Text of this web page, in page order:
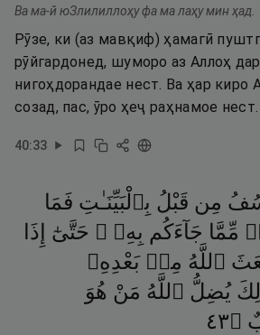
Ва ма-й юЗлилиллоҳу фа ма лаҳу мин ҳад.
Рӯзе, ки (аз мавқиф) ҳамагӣ
рӯйгардонед, шуморо аз Аллоҳ
нигоҳдорандае нест. Ва ҳар киро
созад, пас, ӯро ҳеҷ раҳнамое нест.
40:33
مِن قَبْلُ بِٱلْبَيِّنَـٰتِ فَمَا
مِّمَّا جَآءَكُم بِهِۦ ۖ حَتَّىٰٓ إِذَا
ٱللَّهُ مِنۢ بَعْدِهِۦ
يُضِلُّ ٱللَّهُ مَنْ هُوَ
۝٣٤